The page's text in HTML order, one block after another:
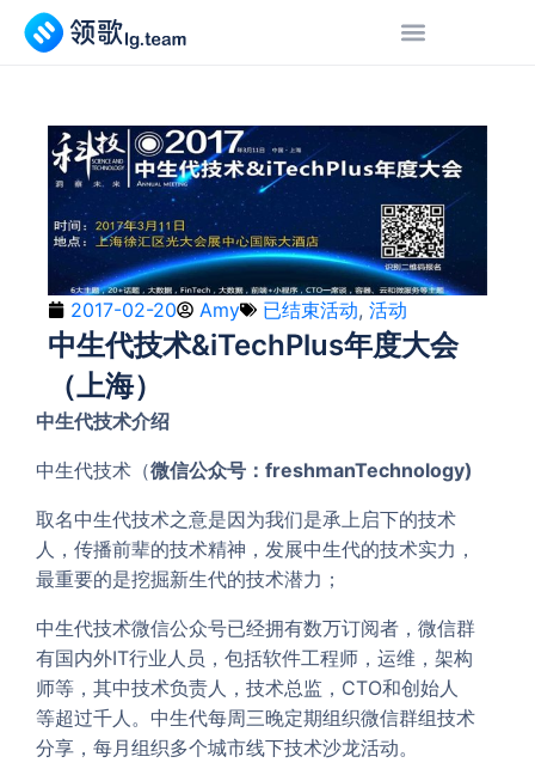
2017-02-20 Amy 已结束活动, 活动
中生代技术&iTechPlus年度大会
（上海）
中生代技术介绍
中生代技术（微信公众号：freshmanTechnology)
取名中生代技术之意是因为我们是承上启下的技术
人，传播前辈的技术精神，发展中生代的技术实力，
最重要的是挖掘新生代的技术潜力；
中生代技术微信公众号已经拥有数万订阅者，微信群
有国内外IT行业人员，包括软件工程师，运维，架构
师等，其中技术负责人，技术总监，CTO和创始人
等超过千人。中生代每周三晚定期组织微信群组技术
分享，每月组织多个城市线下技术沙龙活动。